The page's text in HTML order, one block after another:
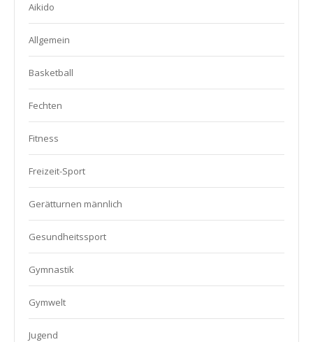
Aikido
Allgemein
Basketball
Fechten
Fitness
Freizeit-Sport
Gerätturnen männlich
Gesundheitssport
Gymnastik
Gymwelt
Jugend